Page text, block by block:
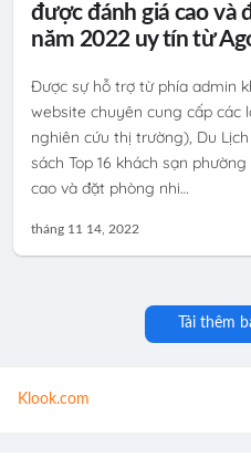
được đánh giá cao và
năm 2022 uy tín từ
Được sự hỗ trợ từ phía admin
website chuyên cung cấp các
nghiên cứu thị trường), Du
sách Top 16 khách sạn
cao và đặt phòng nhi…
tháng 11 14, 2022
Tải thêm
Klook.com